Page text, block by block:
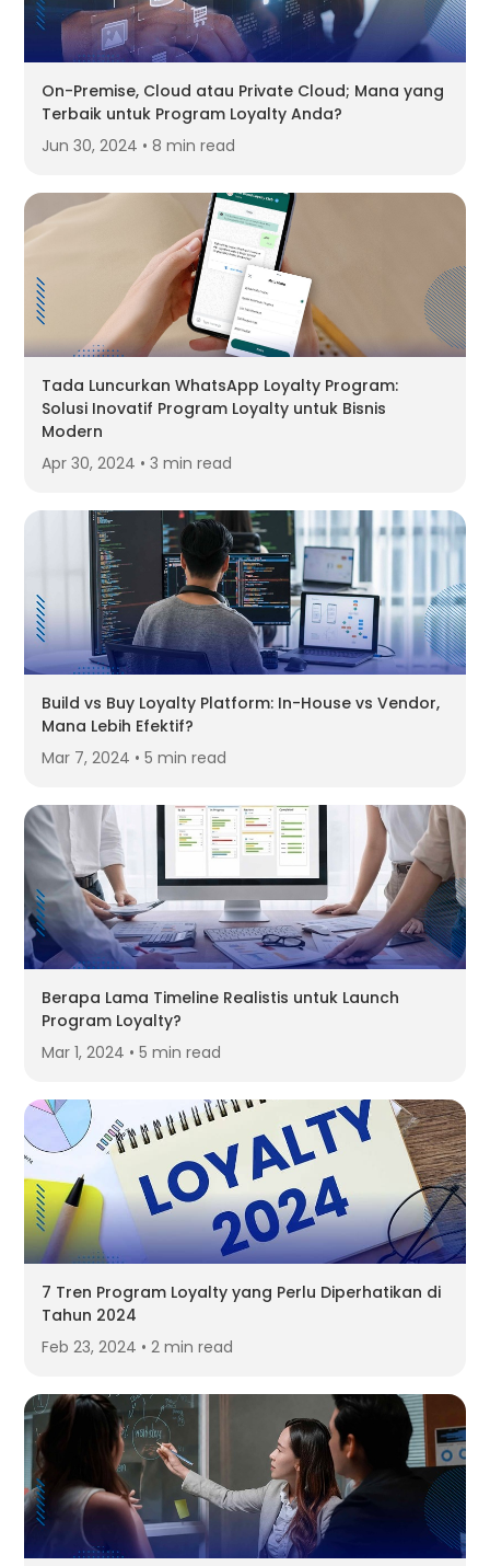
On-Premise, Cloud atau Private Cloud; Mana yang
Terbaik untuk Program Loyalty Anda?
Jun 30, 2024 • 8 min read
Tada Luncurkan WhatsApp Loyalty Program:
Solusi Inovatif Program Loyalty untuk Bisnis
Modern
Apr 30, 2024 • 3 min read
Build vs Buy Loyalty Platform: In-House vs Vendor,
Mana Lebih Efektif?
Mar 7, 2024 • 5 min read
Berapa Lama Timeline Realistis untuk Launch
Program Loyalty?
Mar 1, 2024 • 5 min read
7 Tren Program Loyalty yang Perlu Diperhatikan di
Tahun 2024
Feb 23, 2024 • 2 min read